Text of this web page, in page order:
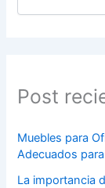
Post
Muebles para
Adecuados
La importancia